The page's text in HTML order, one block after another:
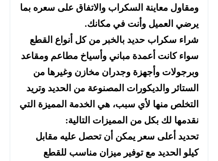
ومقاول معاينة السكراب والاتفاق على سعره بما
يرضي العميل وأنت في مكانك.
شراء سكراب حديد بالخبر من كل أنواع القطع
سواء كانت أعمدة مباني وأسياخ مطاعم ومقاعد
وبرجولات وأجهزة وجدران مخازن وغيرها من
الستائر والديكورات المصنوعة من الحديد وتريد
التخلص منها لأي سبب، هي الخدمة المميزة التي
نقدمها لك بكل من المميزات التالية:
تحديد أعلى سعر يمكن أن تحصل عليه مقابل
كيلو الحديد مع توفير ميزان مناسب للقطع